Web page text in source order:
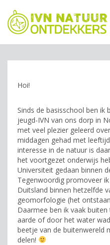
Hoi!
Sinds de basisschool ben
jeugd-IVN van ons dorp in
met veel plezier geleerd
middagen gehad met
interesse in de natuur is
het voortgezet onderwijs
Universiteit gedaan binnen
Tegenwoordig promoveer
Duitsland binnen hetzelfde
geomorfologie (het
Daarmee ben ik vaak
aarde of door het water
beetje van de buitenwereld
delen!